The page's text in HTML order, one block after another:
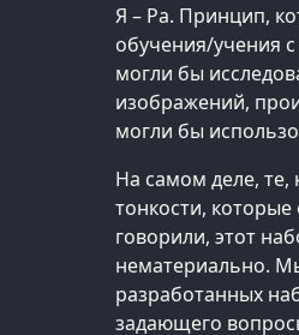
Я – Ра. Принцип,
обучения/учения
могли бы
изображений,
могли бы
На самом деле, те,
тонкости,
говорили, этот
нематериально.
разработанных
задающего